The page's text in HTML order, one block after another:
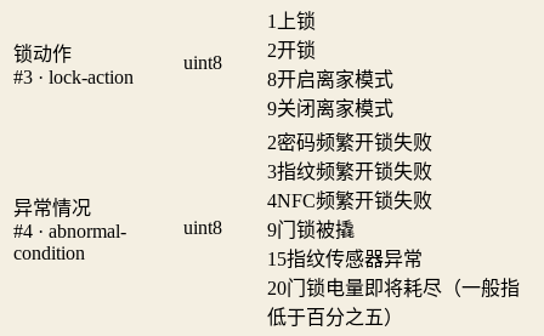
锁动作
#3 · lock-action
uint8
1
上锁
2开锁
8开启离家模式
9关闭离家模式
异常情况
#4 · abnormal-
condition
uint8
2密码频繁开锁失败
3指纹频繁开锁失败
4NFC频繁开锁失败
9门锁被撬
15指纹传感器异常
20门锁电量即将耗尽（一般指
低于百分之五）